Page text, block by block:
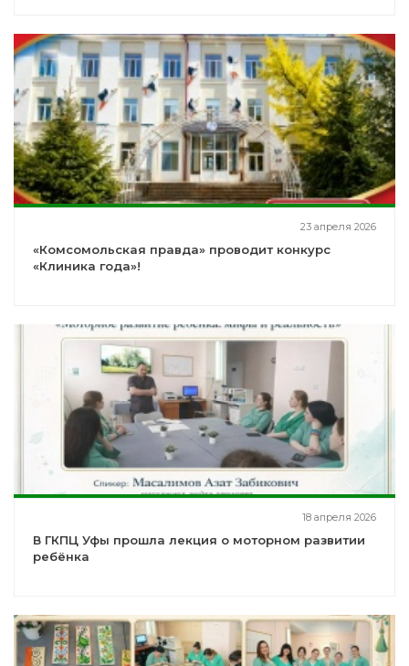
23 апреля 2026
«Комсомольская правда» проводит конкурс
«Клиника года»!
18 апреля 2026
В ГКПЦ Уфы прошла лекция о моторном развитии
ребёнка